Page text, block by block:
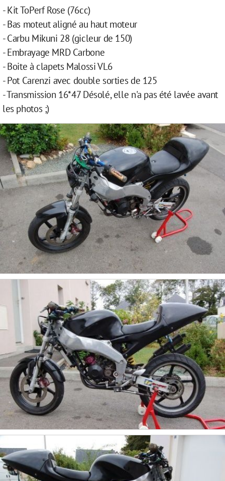
- Kit ToPerf Rose (76cc)
- Bas moteut aligné au haut moteur
- Carbu Mikuni 28 (gicleur de 150)
- Embrayage MRD Carbone
- Boite à clapets Malossi VL6
- Pot Carenzi avec double sorties de 125
- Transmission 16*47 Désolé, elle n'a pas été lavée avant
les photos ;)